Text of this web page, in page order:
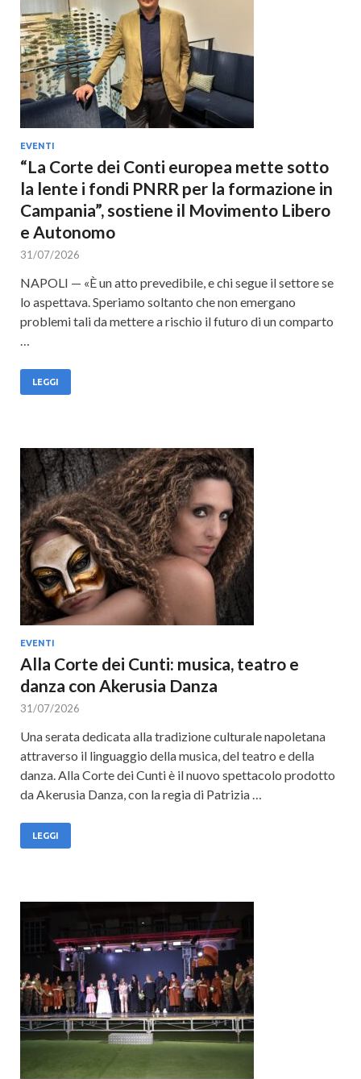
EVENTI
“La Corte dei Conti europea mette sotto
la lente i fondi PNRR per la formazione in
Campania”, sostiene il Movimento Libero
e Autonomo
31/07/2026
NAPOLI — «È un atto prevedibile, e chi segue il settore se
lo aspettava. Speriamo soltanto che non emergano
problemi tali da mettere a rischio il futuro di un comparto
…
LEGGI
EVENTI
Alla Corte dei Cunti: musica, teatro e
danza con Akerusia Danza
31/07/2026
Una serata dedicata alla tradizione culturale napoletana
attraverso il linguaggio della musica, del teatro e della
danza. Alla Corte dei Cunti è il nuovo spettacolo prodotto
da Akerusia Danza, con la regia di Patrizia …
LEGGI